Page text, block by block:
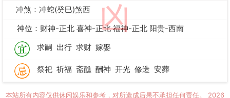
凶
冲煞：冲蛇(癸巳)煞西
神位：财神-正北 喜神-正北 福神-正北 阳贵-西南
求嗣 出行 求财 嫁娶
祭祀 祈福 斋醮 酬神 开光 修造 安葬
本站所有内容仅供休闲娱乐和参考，对所造成后果不承担任何责任。 2026